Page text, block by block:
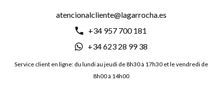
atencionalcliente@lagarrocha.es
+34 957 700 181
+34 623 28 99 38
Service client en ligne: du lundi au jeudi de 8h30 à 17h30 et le vendredi de
8h00 à 14h00